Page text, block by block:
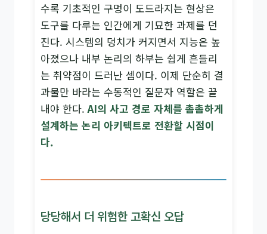
수록 기초적인 구멍이 도드라지는 현상은
도구를 다루는 인간에게 기묘한 과제를 던
진다. 시스템의 덩치가 커지면서 지능은 높
아졌으나 내부 논리의 하부는 쉽게 흔들리
는 취약점이 드러난 셈이다. 이제 단순히 결
과물만 바라는 수동적인 질문자 역할은 끝
내야 한다.AI의 사고 경로 자체를 촘촘하게
설계하는 논리 아키텍트로 전환할 시점이
다.
당당해서 더 위험한 고확신 오답